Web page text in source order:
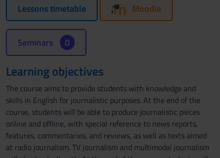
Lessons timetable Moodle
Seminars 0
Learning objectives
The course aims to provide students with knowledge and
skills in English for journalistic purposes. At the end of the
course, students will be able to produce journalistic pieces
online and offline, with special reference to news reports,
features, commentaries, and reviews, as well as texts aimed
at radio journalism. TV journalism and multimodal journalism